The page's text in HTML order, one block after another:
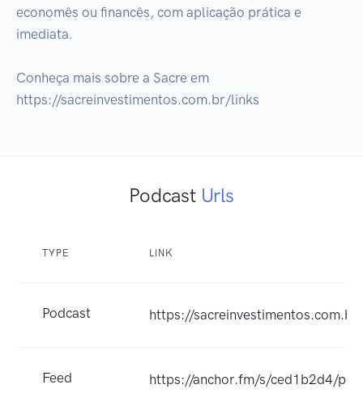
economês ou financês, com aplicação prática e
imediata.
Conheça mais sobre a Sacre em
https://sacreinvestimentos.com.br/links
Podcast Urls
TYPE LINK
Podcast https://
Feed https://anchor.fm/s/ced1b2d4/